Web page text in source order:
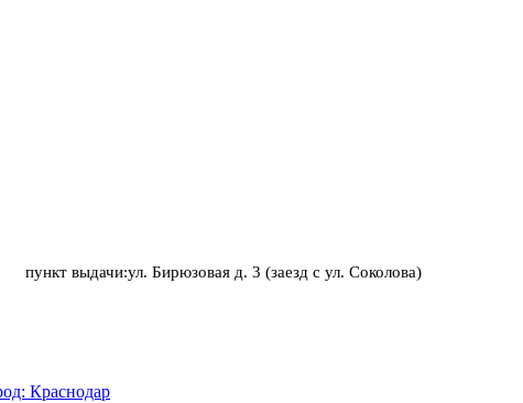
пункт выдачи:ул. Бирюзовая д. 3 (заезд с ул. Соколова)
Краснодар